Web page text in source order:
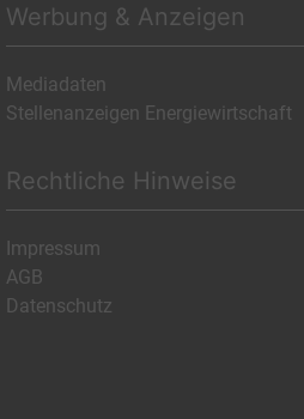
Werbung & Anzeigen
Mediadaten
Stellenanzeigen Energiewirtschaft
Rechtliche Hinweise
Impressum
AGB
Datenschutz